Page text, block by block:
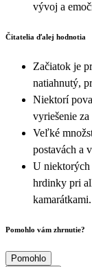
vývoj a
Čitatelia ďalej hodnotia
Začiatok je
natiahnutý,
Niektorí
vyriešenie
Veľké
postavách a
U niektorých
hrdinky pri
kamarátkami.
Pomohlo vám zhrnutie?
Pomohlo